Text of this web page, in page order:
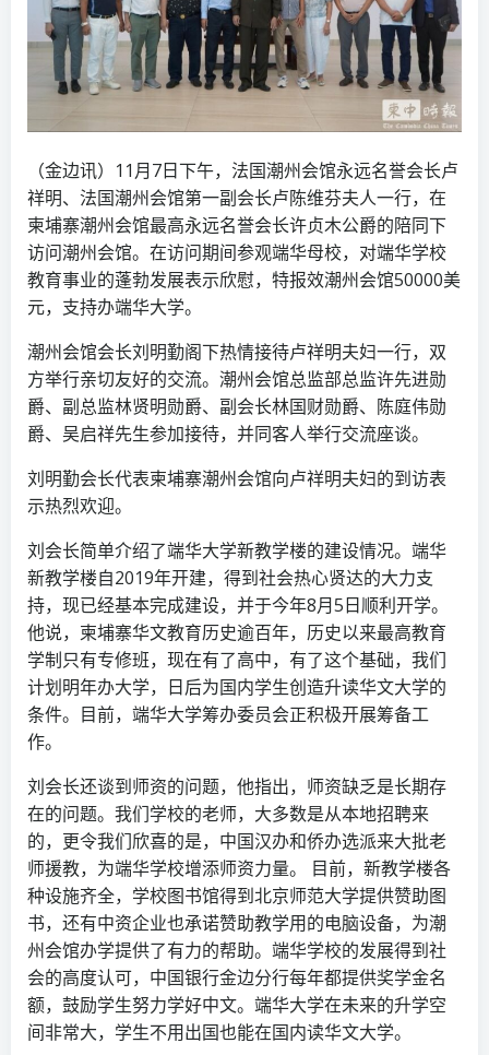
（金边讯）11月7日下午，法国潮州会馆永远名誉会长卢
祥明、法国潮州会馆第一副会长卢陈维芬夫人一行，在
柬埔寨潮州会馆最高永远名誉会长许贞木公爵的陪同下
访问潮州会馆。在访问期间参观端华母校，对端华学校
教育事业的蓬勃发展表示欣慰，特报效潮州会馆50000美
元，支持办端华大学。
潮州会馆会长刘明勤阁下热情接待卢祥明夫妇一行，双
方举行亲切友好的交流。潮州会馆总监部总监许先进勋
爵、副总监林贤明勋爵、副会长林国财勋爵、陈庭伟勋
爵、吴启祥先生参加接待，并同客人举行交流座谈。
刘明勤会长代表柬埔寨潮州会馆向卢祥明夫妇的到访表
示热烈欢迎。
刘会长简单介绍了端华大学新教学楼的建设情况。端华
新教学楼自2019年开建，得到社会热心贤达的大力支
持，现已经基本完成建设，并于今年8月5日顺利开学。
他说，柬埔寨华文教育历史逾百年，历史以来最高教育
学制只有专修班，现在有了高中，有了这个基础，我们
计划明年办大学，日后为国内学生创造升读华文大学的
条件。目前，端华大学筹办委员会正积极开展筹备工
作。
刘会长还谈到师资的问题，他指出，师资缺乏是长期存
在的问题。我们学校的老师，大多数是从本地招聘来
的，更令我们欣喜的是，中国汉办和侨办选派来大批老
师援教，为端华学校增添师资力量。 目前，新教学楼各
种设施齐全，学校图书馆得到北京师范大学提供赞助图
书，还有中资企业也承诺赞助教学用的电脑设备，为潮
州会馆办学提供了有力的帮助。端华学校的发展得到社
会的高度认可，中国银行金边分行每年都提供奖学金名
额，鼓励学生努力学好中文。端华大学在未来的升学空
间非常大，学生不用出国也能在国内读华文大学。